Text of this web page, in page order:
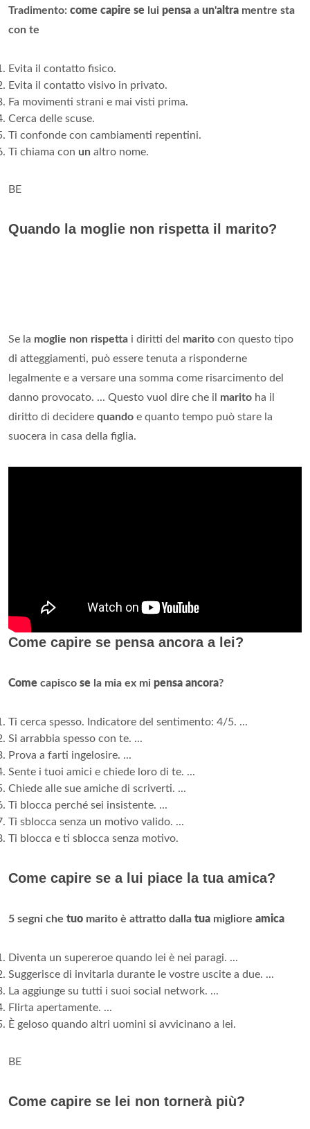
Tradimento: come capire se lui pensa a un'altra mentre sta
con te
Evita il contatto fisico.
Evita il contatto visivo in privato.
Fa movimenti strani e mai visti prima.
Cerca delle scuse.
Ti confonde con cambiamenti repentini.
Ti chiama con un altro nome.
BE
Quando la moglie non rispetta il marito?
Se la moglie non rispetta i diritti del marito con questo tipo
di atteggiamenti, può essere tenuta a risponderne
legalmente e a versare una somma come risarcimento del
danno provocato. ... Questo vuol dire che il marito ha il
diritto di decidere quando e quanto tempo può stare la
suocera in casa della figlia.
Come capire se pensa ancora a lei?
Come capisco se la mia ex mi pensa ancora?
Ti cerca spesso. Indicatore del sentimento: 4/5. ...
Si arrabbia spesso con te. ...
Prova a farti ingelosire. ...
Sente i tuoi amici e chiede loro di te. ...
Chiede alle sue amiche di scriverti. ...
Ti blocca perché sei insistente. ...
Ti sblocca senza un motivo valido. ...
Ti blocca e ti sblocca senza motivo.
Come capire se a lui piace la tua amica?
5 segni che tuo marito è attratto dalla tua migliore amica
Diventa un supereroe quando lei è nei paragi. ...
Suggerisce di invitarla durante le vostre uscite a due. ...
La aggiunge su tutti i suoi social network. ...
Flirta apertamente. ...
È geloso quando altri uomini si avvicinano a lei.
BE
Come capire se lei non tornerà più?